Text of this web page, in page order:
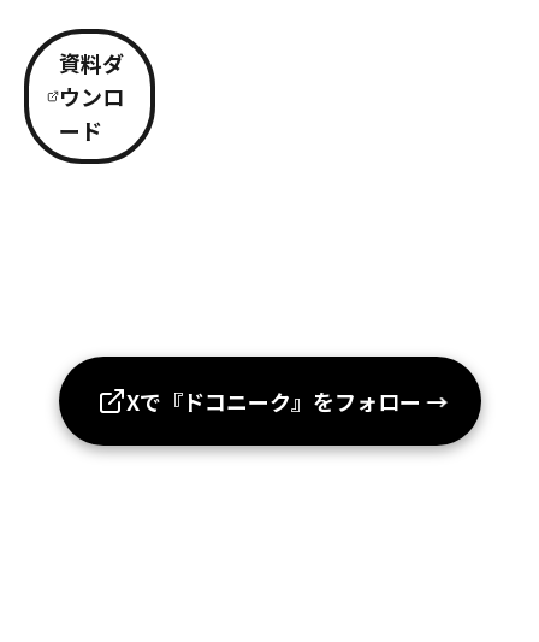
資料ダ
ウンロ
ード
Xで『ドコニーク』をフォロー →